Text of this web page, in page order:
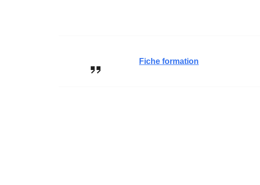
Fiche formation